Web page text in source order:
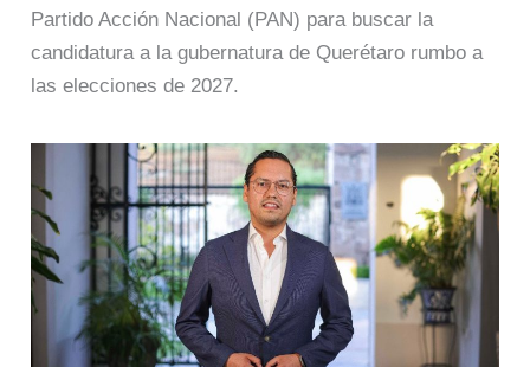
Partido Acción Nacional (PAN) para buscar la
candidatura a la gubernatura de Querétaro rumbo a
las elecciones de 2027.